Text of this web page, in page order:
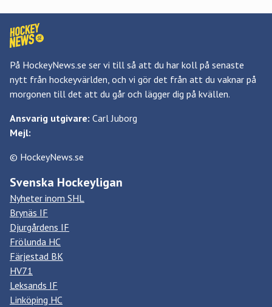
På HockeyNews.se ser vi till så att du har koll på senaste
nytt från hockeyvärlden, och vi gör det från att du vaknar på
morgonen till det att du går och lägger dig på kvällen.
Ansvarig utgivare: Carl Juborg
Mejl:
© HockeyNews.se
Svenska Hockeyligan
Nyheter inom SHL
Brynäs IF
Djurgårdens IF
Frölunda HC
Färjestad BK
HV71
Leksands IF
Linköping HC